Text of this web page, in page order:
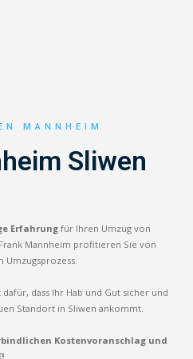
MANNHEIM
Sliwen
Erfahrung für Ihren Umzug von
Mannheim profitieren Sie von
dafür, dass Ihr Hab und Gut sicher und
Standort in Sliwen ankommt.
Kostenvoranschlag und